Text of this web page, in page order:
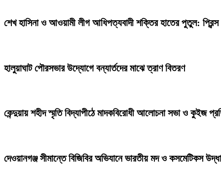
শেখ হাসিনা ও আওয়ামী লীগ আধিপত্যবাদী শক্তির হাতের পুতুল: প্রিন্স
হালুয়াঘাট পৌরসভার উদ্যোগে বন্যার্তদের মাঝে ত্রাণ বিতরণ
কেন্দুয়ায় শহীদ স্মৃতি বিদ্যাপীঠে মাদকবিরোধী আলোচনা সভা ও কুইজ
দেওয়ানগঞ্জ সীমান্তে বিজিবির অভিযানে ভারতীয় মদ ও কসমেটিকস